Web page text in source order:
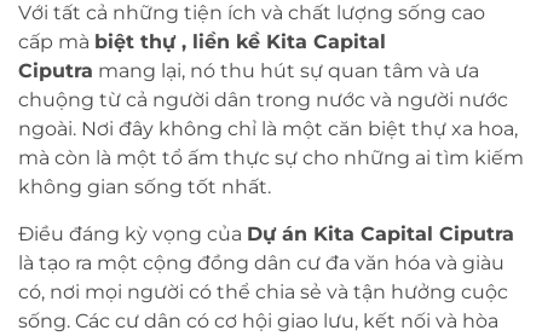
Với tất cả những tiện ích và chất lượng sống cao
cấp mà biệt thự , liền kề Kita Capital
Ciputra mang lại, nó thu hút sự quan tâm và ưa
chuộng từ cả người dân trong nước và người nước
ngoài. Nơi đây không chỉ là một căn biệt thự xa hoa,
mà còn là một tổ ấm thực sự cho những ai tìm kiếm
không gian sống tốt nhất.
Điều đáng kỳ vọng của Dự án Kita Capital Ciputra
là tạo ra một cộng đồng dân cư đa văn hóa và giàu
có, nơi mọi người có thể chia sẻ và tận hưởng cuộc
sống. Các cư dân có cơ hội giao lưu, kết nối và hòa